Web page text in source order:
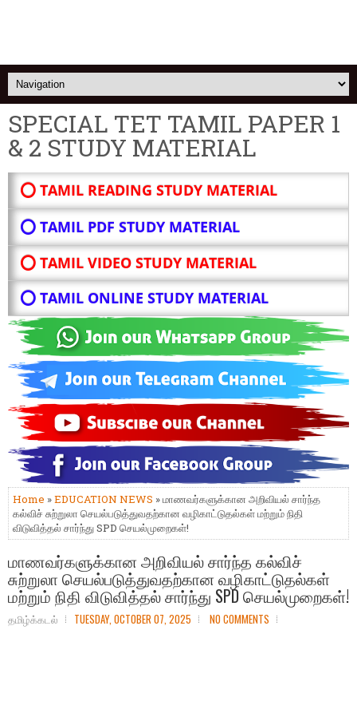
SPECIAL TET TAMIL PAPER 1
& 2 STUDY MATERIAL
⭕ TAMIL READING STUDY MATERIAL
⭕ TAMIL PDF STUDY MATERIAL
⭕ TAMIL VIDEO STUDY MATERIAL
⭕ TAMIL ONLINE STUDY MATERIAL
Home »EDUCATION NEWS » மாணவர்களுக்கான அறிவியல் சார்ந்த
கல்விச் சுற்றுலா செயல்படுத்துவதற்கான வழிகாட்டுதல்கள் மற்றும் நிதி
விடுவித்தல் சார்ந்து SPD செயல்முறைகள்!
மாணவர்களுக்கான அறிவியல் சார்ந்த கல்விச்
சுற்றுலா செயல்படுத்துவதற்கான வழிகாட்டுதல்கள்
மற்றும் நிதி விடுவித்தல் சார்ந்து SPD செயல்முறைகள்!
தமிழ்க்கடல் TUESDAY, OCTOBER 07, 2025 NO COMMENTS